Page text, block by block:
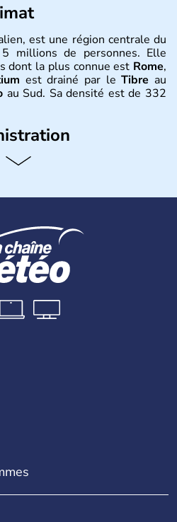
est une région centrale du
5 millions de personnes. Elle
dont la plus connue est Rome,
est drainé par leTibre au
au Sud. Sa densité est de 332
essentiellement agricole, avec
sont les autres industries